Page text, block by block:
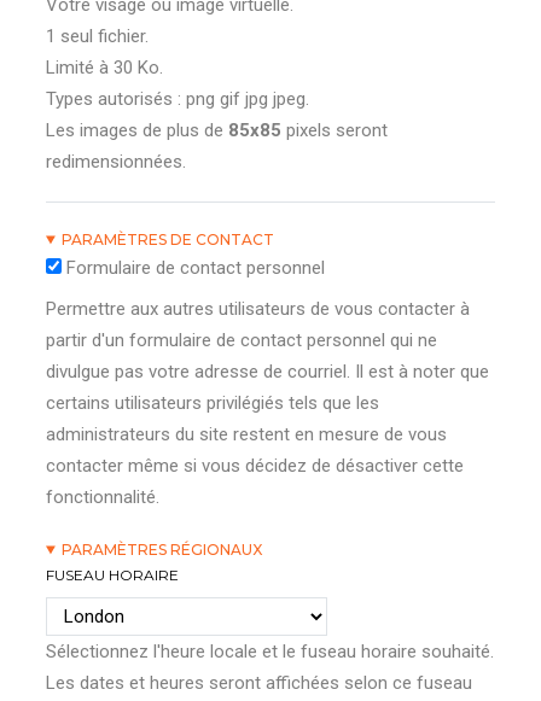
Votre visage ou image virtuelle.
1 seul fichier.
Limité à 30 Ko.
Types autorisés : png gif jpg jpeg.
Les images de plus de 85x85 pixels seront
redimensionnées.
PARAMÈTRES DE CONTACT
Formulaire de contact personnel
Permettre aux autres utilisateurs de vous contacter à
partir d'un formulaire de contact personnel qui ne
divulgue pas votre adresse de courriel. Il est à noter que
certains utilisateurs privilégiés tels que les
administrateurs du site restent en mesure de vous
contacter même si vous décidez de désactiver cette
fonctionnalité.
PARAMÈTRES RÉGIONAUX
FUSEAU HORAIRE
Sélectionnez l'heure locale et le fuseau horaire souhaité.
Les dates et heures seront affichées selon ce fuseau